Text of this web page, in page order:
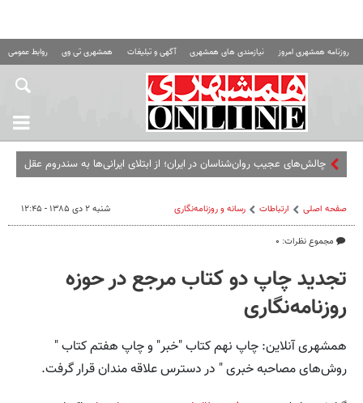
روزنامه همشهری امروز نیازمندی های همشهری آگهی و تبلیغات همشهری تی وی روابط عمومی
چالش‌های عجیب روان‌شناسان در ایران؛ از ابتلای ایرانی‌ها به سندروم عقل
صفحه اصلی ارتباطات رسانه و روزنامه‌نگاری
مجموع نظرات: ۰
شنبه ۲ دی ۱۳۸۵ - ۱۲:۴۵
تجدید چاپ دو کتاب مرجع در حوزه
روزنامه‌نگاری
همشهری آنلاین: چاپ نهم کتاب "خبر" و چاپ هفتم کتاب "
روش‌های مصاحبه خبری " در دسترس علاقه مندان قرار گرفت.